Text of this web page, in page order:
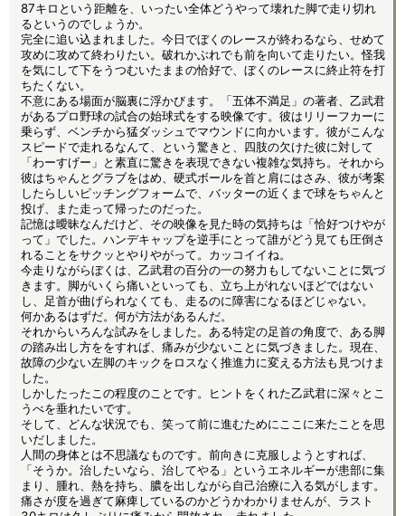
87キロという距離を、いったい全体どうやって壊れた脚で走り切れ
るというのでしょうか。
完全に追い込まれました。今日でぼくのレースが終わるなら、せめて
攻めに攻めて終わりたい。破れかぶれでも前を向いて走りたい。怪我
を気にして下をうつむいたままの恰好で、ぼくのレースに終止符を打
ちたくない。
不意にある場面が脳裏に浮かびます。「五体不満足」の著者、乙武君
があるプロ野球の試合の始球式をする映像です。彼はリリーフカーに
乗らず、ベンチから猛ダッシュでマウンドに向かいます。彼がこんな
スピードで走れるなんて、という驚きと、四肢の欠けた彼に対して
「わーすげー」と素直に驚きを表現できない複雑な気持ち。それから
彼はちゃんとグラブをはめ、硬式ボールを首と肩にはさみ、彼が考案
したらしいピッチングフォームで、バッターの近くまで球をちゃんと
投げ、また走って帰ったのだった。
記憶は曖昧なんだけど、その映像を見た時の気持ちは「恰好つけやが
って」でした。ハンデキャップを逆手にとって誰がどう見ても圧倒さ
れることをサクッとやりやがって。カッコイイね。
今走りながらぼくは、乙武君の百分の一の努力もしてないことに気づ
きます。脚がいくら痛いといっても、立ち上がれないほどではない
し、足首が曲げられなくても、走るのに障害になるほどじゃない。
何かあるはずだ。何が方法があるんだ。
それからいろんな試みをしました。ある特定の足首の角度で、ある脚
の踏み出し方ををすれば、痛みが少ないことに気づきました。現在、
故障の少ない左脚のキックをロスなく推進力に変える方法も見つけま
した。
しかしたったこの程度のことです。ヒントをくれた乙武君に深々とこ
うべを垂れたいです。
そして、どんな状況でも、笑って前に進むためにここに来たことを思
いだしました。
人間の身体とは不思議なものです。前向きに克服しようとすれば、
「そうか。治したいなら、治してやる」というエネルギーが患部に集
まり、腫れ、熱を持ち、膿を出しながら自己治療に入る気がします。
痛さが度を過ぎて麻痺しているのかどうかわかりませんが、ラスト